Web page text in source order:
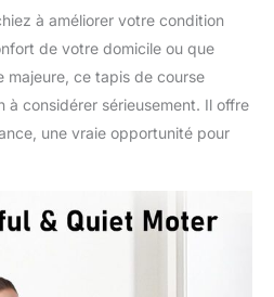
permet de le ranger où
exemple sous un
canapé, sous une table
ou sous un lit.
à améliorer votre condition
de votre domicile ou que
majeure, ce tapis de course
à considérer sérieusement. Il offre
une vraie opportunité pour